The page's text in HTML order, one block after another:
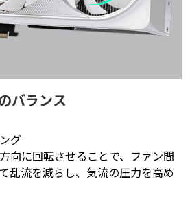
バランス
グ
向に回転させることで、ファン間
乱流を減らし、気流の圧力を高め